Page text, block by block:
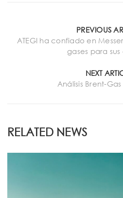
PREVIOUS
ATEGI ha confiado en
gases para
NEXT
Análisis Brent-Gas
RELATED NEWS